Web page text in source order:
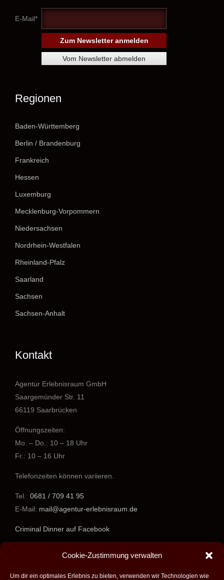
Cookie-Zustimmung verwalten
Um dir ein optimales Erlebnis zu bieten, verwenden wir Technologien wie
E-Mail*
Regionen
Baden-Württemberg
Berlin / Brandenburg
Frankreich
Hessen
Luxemburg
Mecklenburg-Vorpommern
Niedersachsen
Nordrhein-Westfalen
Rheinland-Pfalz
Saarland
Sachsen
Sachsen-Anhalt
Kontakt
Agentur Erlebnisraum GmbH
Saargemünder Str. 11
66119 Saarbrücken
Öffnungszeiten:
Mo. – Do.: 10 – 18 Uhr
Fr.: 10 – 16 Uhr
Telefonzeiten können variieren.
Tel.: 0681 / 709 41 95
E-Mail: mail@agentur-erlebnisraum.de
Criminal Dinner auf Facebook